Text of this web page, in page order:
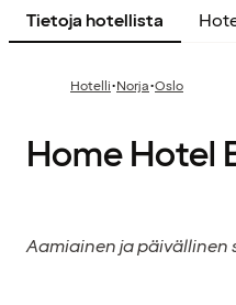
Tietoja hotellista
Hotelli·Norja·Oslo
Home Hotel
Aamiainen ja